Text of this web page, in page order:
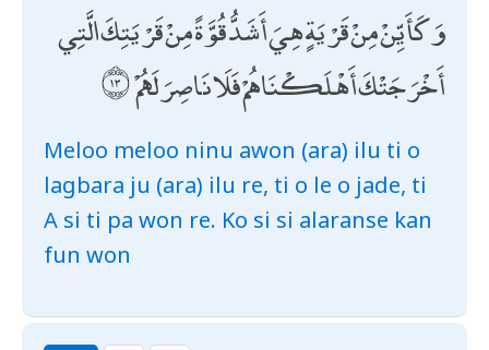
وَكَأَيِّنْ مِنْ قَرْيَةٍ هِيَ أَشَدُّ قُوَّةً مِنْ قَرْيَتِكَ الَّتِي
أَخْرَجَتْكَ أَهْلَكْنَاهُمْ فَلَا نَاصِرَ لَهُمْ
Meloo meloo ninu awon (ara) ilu ti o
lagbara ju (ara) ilu re, ti o le o jade, ti
A si ti pa won re. Ko si si alaranse kan
fun won